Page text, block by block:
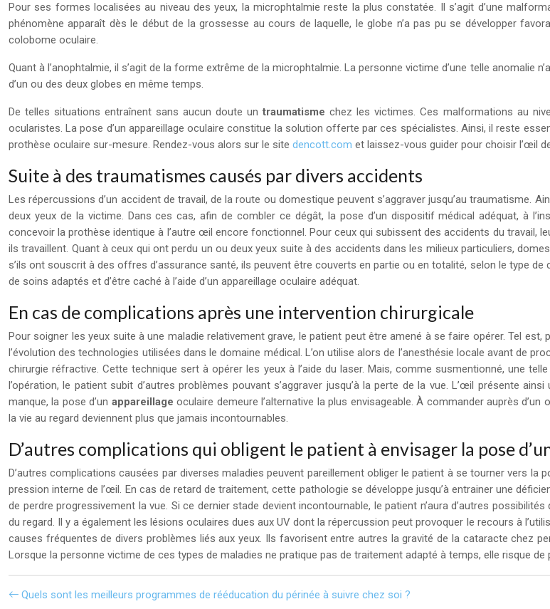
Pour ses formes localisées au niveau des yeux, la microphtalmie reste la plus constatée. Il s’agit d’une
phénomène apparaît dès le début de la grossesse au cours de laquelle, le globe n’a pas pu se développer
colobome oculaire.
Quant à l’anophtalmie, il s’agit de la forme extrême de la microphtalmie. La personne victime d’une telle anomalie
d’un ou des deux globes en même temps.
De telles situations entraînent sans aucun doute untraumatisme chez les victimes. Ces malformations au
ocularistes. La pose d’un appareillage oculaire constitue la solution offerte par ces spécialistes. Ainsi, il reste
prothèse oculaire sur-mesure. Rendez-vous alors sur le site dencott.com et laissez-vous guider pour choisir l’œil
Suite à des traumatismes causés par divers accidents
Les répercussions d’un accident de travail, de la route ou domestique peuvent s’aggraver jusqu’au traumatisme.
deux yeux de la victime. Dans ces cas, afin de combler ce dégât, la pose d’un dispositif médical adéquat, à
concevoir la prothèse identique à l’autre œil encore fonctionnel. Pour ceux qui subissent des accidents du travail,
ils travaillent. Quant à ceux qui ont perdu un ou deux yeux suite à des accidents dans les milieux particuliers,
s’ils ont souscrit à des offres d’assurance santé, ils peuvent être couverts en partie ou en totalité, selon le type
de soins adaptés et d’être caché à l’aide d’un appareillage oculaire adéquat.
En cas de complications après une intervention chirurgicale
Pour soigner les yeux suite à une maladie relativement grave, le patient peut être amené à se faire opérer. Tel
l’évolution des technologies utilisées dans le domaine médical. L’on utilise alors de l’anesthésie locale avant de
chirurgie réfractive. Cette technique sert à opérer les yeux à l’aide du laser. Mais, comme susmentionné, une
l’opération, le patient subit d’autres problèmes pouvant s’aggraver jusqu’à la perte de la vue. L’œil présente
manque, la pose d’un appareillage oculaire demeure l’alternative la plus envisageable. À commander auprès
la vie au regard deviennent plus que jamais incontournables.
D’autres complications qui obligent le patient à envisager la pose
D’autres complications causées par diverses maladies peuvent pareillement obliger le patient à se tourner vers
pression interne de l’œil. En cas de retard de traitement, cette pathologie se développe jusqu’à entrainer une
de perdre progressivement la vue. Si ce dernier stade devient incontournable, le patient n’aura d’autres
du regard. Il y a également les lésions oculaires dues aux UV dont la répercussion peut provoquer le recours à
causes fréquentes de divers problèmes liés aux yeux. Ils favorisent entre autres la gravité de la cataracte chez
Lorsque la personne victime de ces types de maladies ne pratique pas de traitement adapté à temps, elle risque
Quels sont les meilleurs programmes de rééducation du périnée à suivre chez soi ?